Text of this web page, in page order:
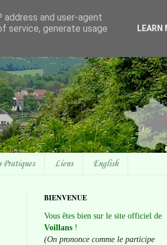
Pratiques Liens English
BIENVENUE
Vous êtes bien sur le site officiel de
Voillans !
(On prononce comme le participe
and user-agent
service, generate usage
LEARN